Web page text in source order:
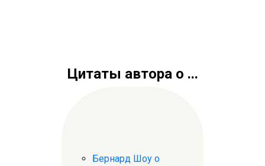
Цитаты автора о ...
Бернард Шоу о